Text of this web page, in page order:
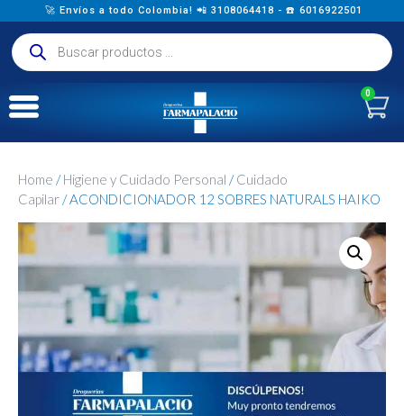
🚀 Envíos a todo Colombia! 📲 3108064418 - ☎️ 6016922501
0
Home /Higiene y Cuidado Personal /Cuidado
Capilar / ACONDICIONADOR 12 SOBRES NATURALS HAIKO